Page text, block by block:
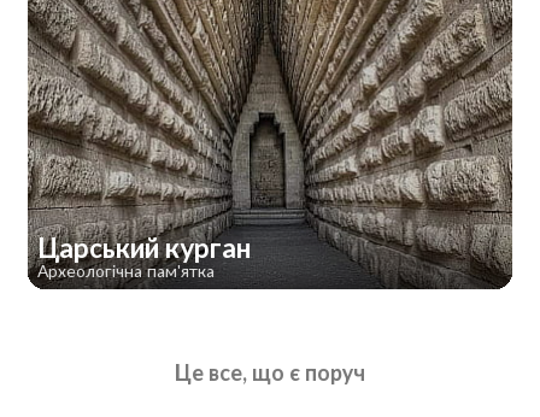
Царський курган
Археологічна пам'ятка
Це все, що є поруч